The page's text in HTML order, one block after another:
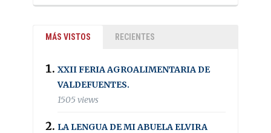
MÁS VISTOS RECIENTES
XXII FERIA AGROALIMENTARIA DE
VALDEFUENTES.
1505 views
LA LENGUA DE MI ABUELA ELVIRA